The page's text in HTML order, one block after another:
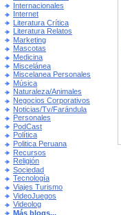
Internacionales
Internet
Literatura Crítica
Literatura Relatos
Marketing
Mascotas
Medicina
Miscelánea
Miscelanea Personales
Música
Naturaleza/Animales
Negocios Corporativos
Noticias/Tv/Farándula
Personales
PodCast
Política
Politica Peruana
Recursos
Religión
Sociedad
Tecnología
Viajes Turismo
VideoJuegos
Videolog
Más blogs...